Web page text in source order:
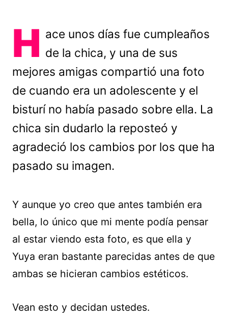
H ace unos días fue cumpleaños
de la chica, y una de sus
mejores amigas compartió una foto
de cuando era un adolescente y el
bisturí no había pasado sobre ella. La
chica sin dudarlo la reposteó y
agradeció los cambios por los que ha
pasado su imagen.
Y aunque yo creo que antes también era
bella, lo único que mi mente podía pensar
al estar viendo esta foto, es que ella y
Yuya eran bastante parecidas antes de que
ambas se hicieran cambios estéticos.
Vean esto y decidan ustedes.